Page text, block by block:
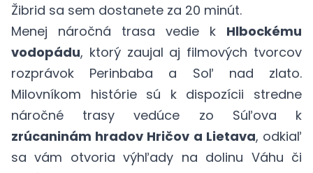
Žibrid sa sem dostanete za 20 minút.
Menej náročná trasa vedie k Hlbockému
vodopádu, ktorý zaujal aj filmových tvorcov
rozprávok Perinbaba a Soľ nad zlato.
Milovníkom histórie sú k dispozícii stredne
náročné trasy vedúce zo Súľova k
zrúcaninám hradov Hričov a Lietava, odkiaľ
sa vám otvoria výhľady na dolinu Váhu či